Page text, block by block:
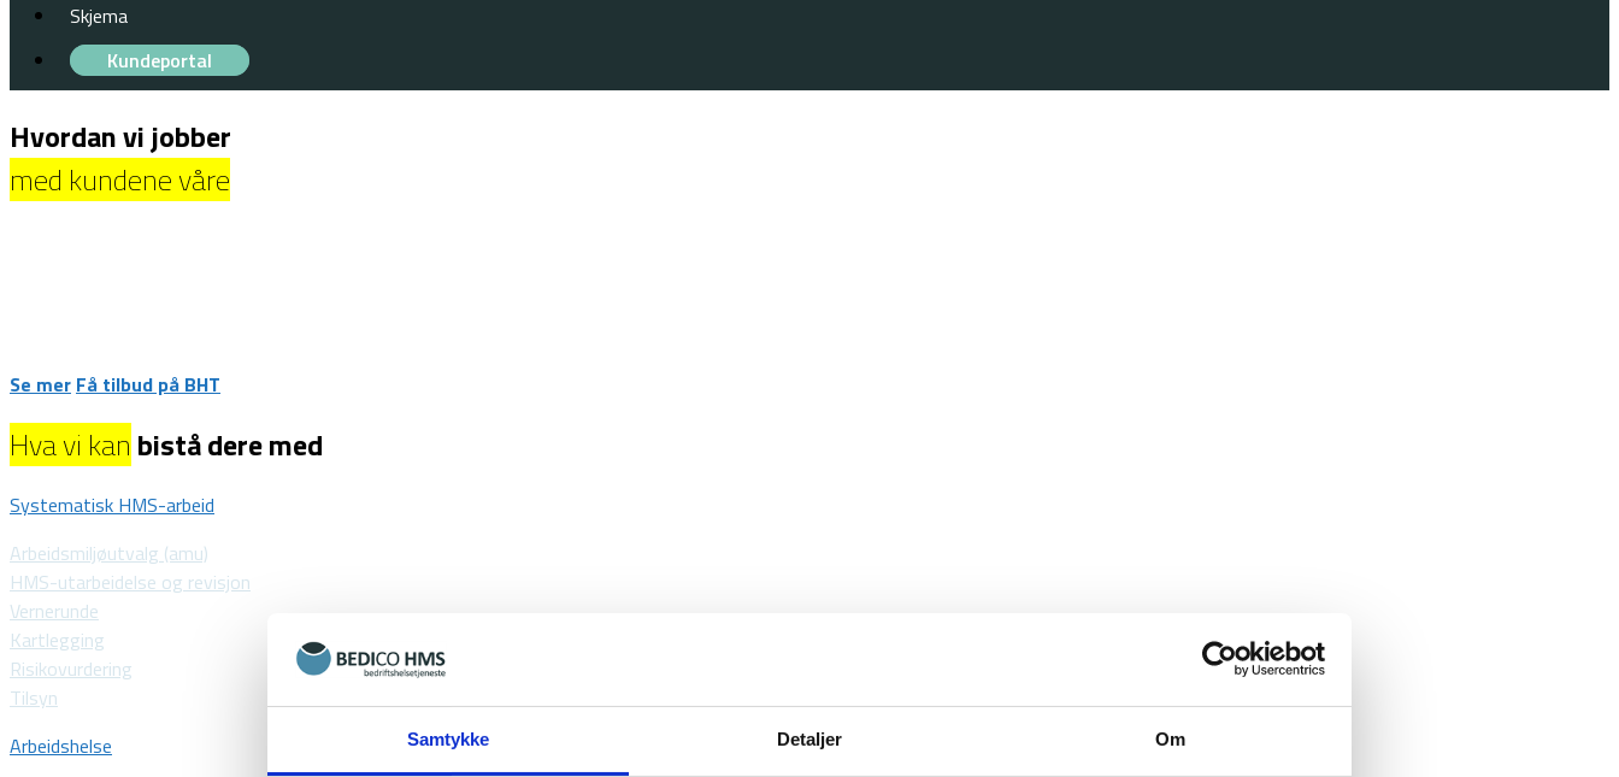
Samtykke Detaljer Om
Skjema
Kundeportal
Hvordan vi jobber
med kundene våre
Se mer Få tilbud på BHT
Hva vi kan bistå dere med
Systematisk HMS-arbeid
Arbeidsmiljøutvalg (amu)
HMS-utarbeidelse og revisjon
Vernerunde
Kartlegging
Risikovurdering
Tilsyn
Arbeidshelse